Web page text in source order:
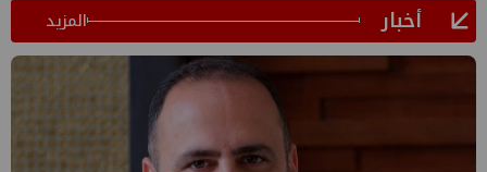
أخبار المزيد